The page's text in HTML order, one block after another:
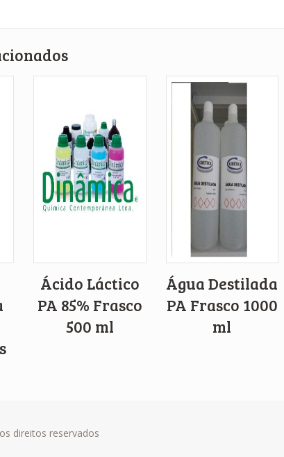
Ácido Láctico
PA 85% Frasco
500 ml
Água Destilada
PA Frasco 1000
ml
direitos reservados